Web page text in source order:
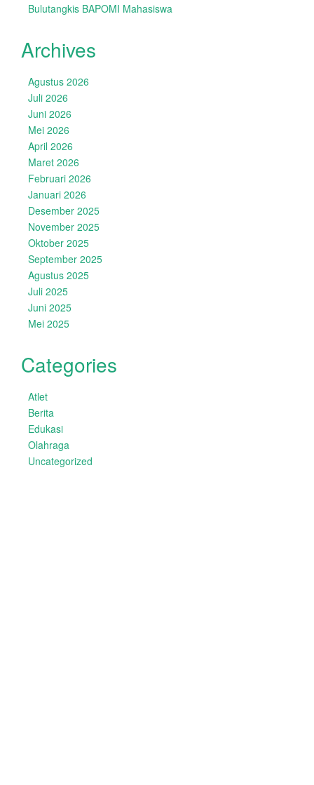
Bulutangkis BAPOMI Mahasiswa
Archives
Agustus 2026
Juli 2026
Juni 2026
Mei 2026
April 2026
Maret 2026
Februari 2026
Januari 2026
Desember 2025
November 2025
Oktober 2025
September 2025
Agustus 2025
Juli 2025
Juni 2025
Mei 2025
Categories
Atlet
Berita
Edukasi
Olahraga
Uncategorized